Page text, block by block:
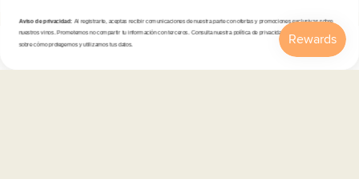
Carrito
Aviso de privacidad: Al registrarte, aceptas recibir comunicaciones de nuestra parte con ofertas y promociones exclusivas sobre
nuestros vinos. Prometemos no compartir tu información con terceros. Consulta nuestra política de privacidad para más detalles
sobre cómo protegemos y utilizamos tus datos.